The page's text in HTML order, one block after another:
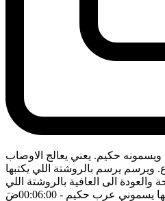
حكيم. يعني يعالج الاوصاب
ويرسم يرسم بالروشتة اللي يكتبها
الى العافية بالروشتة اللي
يسموني عرب حكيم - 00:06:00 ضَ